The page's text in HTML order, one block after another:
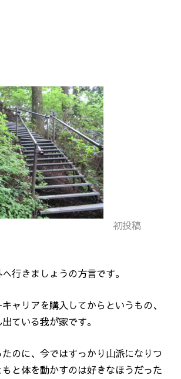
初投稿
行きましょうの方言です。
ャリアを購入してからというもの、
ている我が家です。
のに、今ではすっかり山派になりつ
と体を動かすのは好きなほうだった